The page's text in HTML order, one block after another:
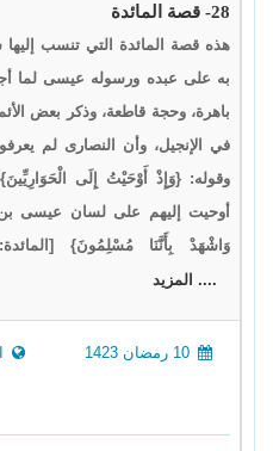
28- قصة المائدة
هذه قصة المائدة التي تنسب إليها
به على عبده ورسوله عيسى لما
باهرة، وحجة قاطعة، وذكر بعض
في الإنجيل، وأن النصارى لم
أوحيت إليهم على لسان عيسى بن
وَاشْهَدْ بِأَنَّنَا مُسْلِمُونَ} [المائدة: 111] ما هو الإسلام
.... المزيد